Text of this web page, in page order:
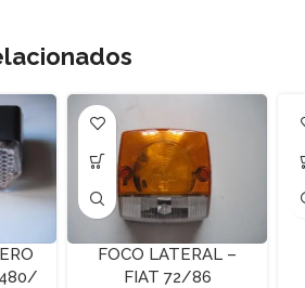
480/
FOCO LATERAL –
FIAT 72/86